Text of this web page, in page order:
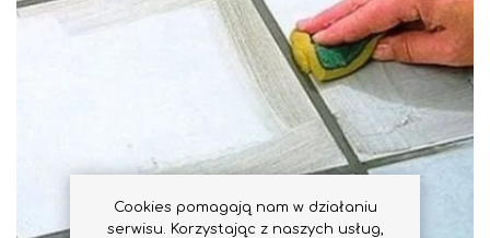
Cookies pomagają nam w działaniu
serwisu. Korzystając z naszych usług,